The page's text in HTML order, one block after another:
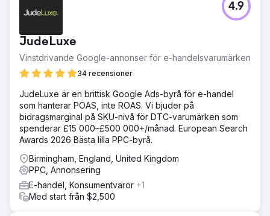
Hubjects marknadsföringsrapporter var inkonsekventa
strukturerat rapporteringsramverk för regelbundna,
djupgående uppdateringar. Budgetplaneringen var
otydlig på grund av minimal dokumentation, så ett
transparent medieutgiftssystem förbättrade allokeringen.
Höga översättningskostnader i Google Ads reducerades
genom att utnyttja maskinöversättning och partner på
marknaden, vilket sparade budget samtidigt som
effektiviteten bibehölls.
Lösning
Clear Click strömlinjeformade Hubjects rapportering,
minskade ad hoc-förfrågningar med 40 % och
förbättrade effektiviteten. Budgetplaneringen
optimerades med hjälp av datamodeller, vilket säkrade en
extra £40K för digitala kanaler. Google Ads-
översättningskostnaderna sänktes med 25 000 GBP
JudeLuxe
Vinstdrivande Google-annonser för e-handelsvarumärken
34 recensioner
4.9
JudeLuxe är en brittisk Google Ads-byrå för e-handel
som hanterar POAS, inte ROAS. Vi bjuder på
bidragsmarginal på SKU-nivå för DTC-varumärken som
spenderar £15 000–£500 000+/månad. European Search
Awards 2026 Bästa lilla PPC-byrå.
Birmingham, England, United Kingdom
PPC, Annonsering
E-handel, Konsumentvaror +1
Med start från $2,500